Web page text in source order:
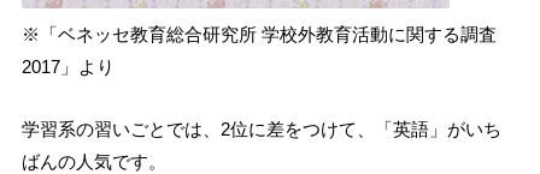
※「ベネッセ教育総合研究所 学校外教育活動に関する調査
2017」より
学習系の習いごとでは、2位に差をつけて、「英語」がいち
ばんの人気です。